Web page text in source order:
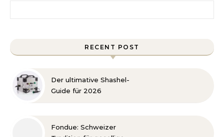
RECENT POST
Der ultimative Shashel-
Guide für 2026
Fondue: Schweizer